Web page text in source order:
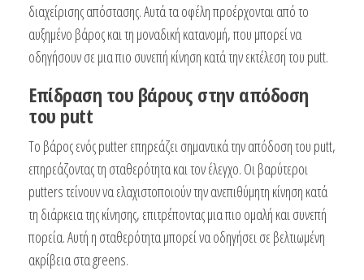
διαχείρισης απόστασης. Αυτά τα οφέλη προέρχονται από το
αυξημένο βάρος και τη μοναδική κατανομή, που μπορεί να
οδηγήσουν σε μια πιο συνεπή κίνηση κατά την εκτέλεση του putt.
Επίδραση του βάρους στην απόδοση
του putt
Το βάρος ενός putter επηρεάζει σημαντικά την απόδοση του putt,
επηρεάζοντας τη σταθερότητα και τον έλεγχο. Οι βαρύτεροι
putters τείνουν να ελαχιστοποιούν την ανεπιθύμητη κίνηση κατά
τη διάρκεια της κίνησης, επιτρέποντας μια πιο ομαλή και συνεπή
πορεία. Αυτή η σταθερότητα μπορεί να οδηγήσει σε βελτιωμένη
ακρίβεια στα greens.